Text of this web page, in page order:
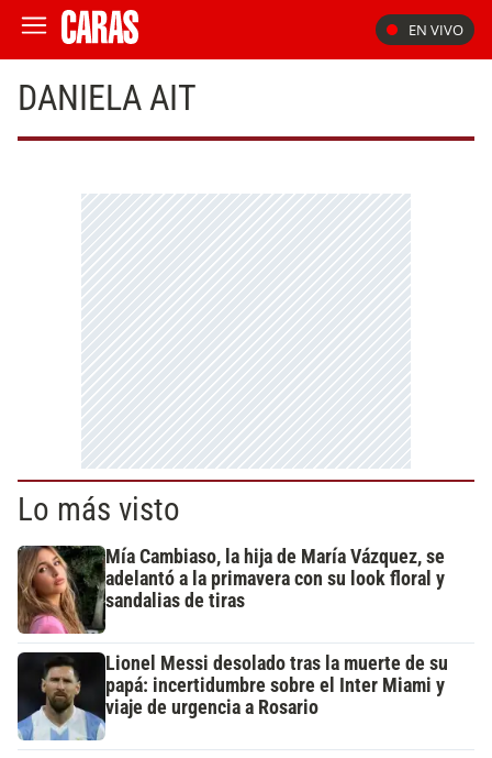
EN VIVO
DANIELA AIT
Lo más visto
Mía Cambiaso, la hija de María Vázquez, se
adelantó a la primavera con su look floral y
sandalias de tiras
Lionel Messi desolado tras la muerte de su
papá: incertidumbre sobre el Inter Miami y
viaje de urgencia a Rosario